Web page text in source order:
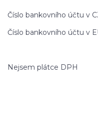
Číslo bankovního účtu v
Číslo bankovního účtu v
Nejsem plátce DPH